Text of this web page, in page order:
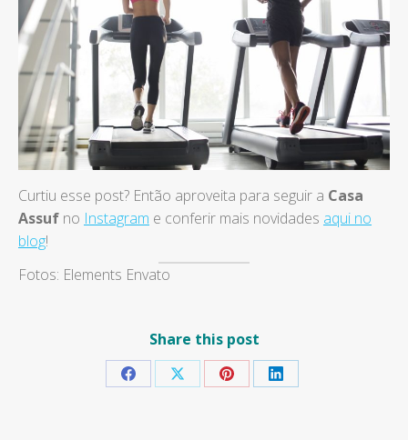
Curtiu esse post? Então aproveita para seguir a Casa
Assuf no Instagram e conferir mais novidades aqui no
blog!
Fotos: Elements Envato
Share this post
Share Share Share Share